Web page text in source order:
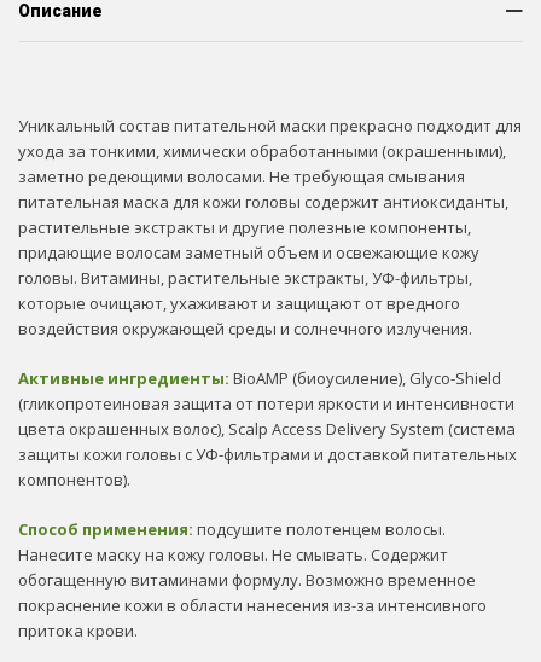
Описание
Уникальный состав питательной маски прекрасно подходит для
ухода за тонкими, химически обработанными (окрашенными),
заметно редеющими волосами. Не требующая смывания
питательная маска для кожи головы содержит антиоксиданты,
растительные экстракты и другие полезные компоненты,
придающие волосам заметный объем и освежающие кожу
головы. Витамины, растительные экстракты, УФ-фильтры,
которые очищают, ухаживают и защищают от вредного
воздействия окружающей среды и солнечного излучения.
Активные ингредиенты: BioAMP (биоусиление), Glyco-Shield
(гликопротеиновая защита от потери яркости и интенсивности
цвета окрашенных волос), Scalp Access Delivery System (система
защиты кожи головы с УФ-фильтрами и доставкой питательных
компонентов).
Способ применения: подсушите полотенцем волосы.
Нанесите маску на кожу головы. Не смывать. Содержит
обогащенную витаминами формулу. Возможно временное
покраснение кожи в области нанесения из-за интенсивного
притока крови.